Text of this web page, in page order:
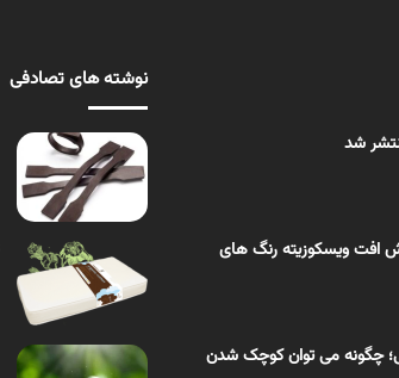
افت ویسکوزیته رنگ های
چگونه می توان کوچک شدن
نوشته های تصادفی